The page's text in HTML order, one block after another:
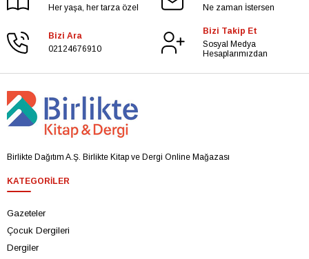
Her yaşa, her tarza özel
Ne zaman İstersen
Bizi Ara
02124676910
Bizi Takip Et
Sosyal Medya
Hesaplarımızdan
Birlikte Dağıtım A.Ş. Birlikte Kitap ve Dergi Online Mağazası
KATEGORILER
Gazeteler
Çocuk Dergileri
Dergiler